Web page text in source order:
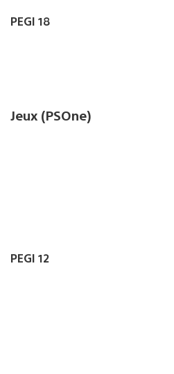
PEGI 18
Jeux (PSOne)
PEGI 12